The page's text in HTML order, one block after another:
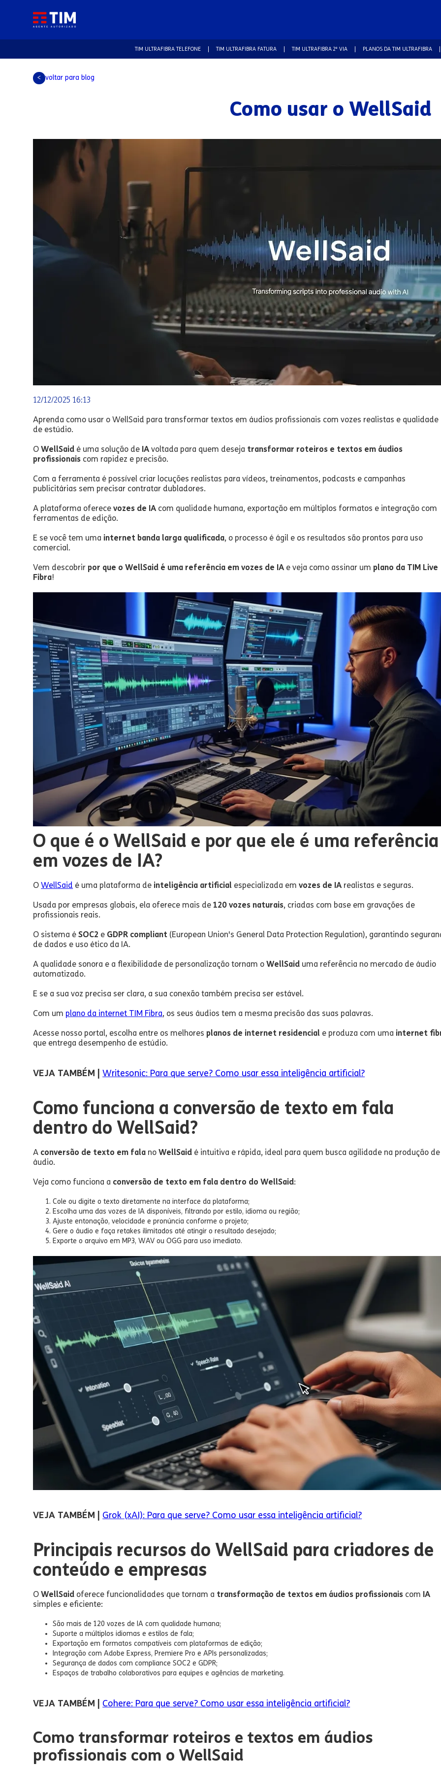
TIM ULTRAFIBRA TELEFONE TIM ULTRAFIBRA FATURA TIM ULTRAFIBRA 2ª VIA PLANOS DA TIM ULTRAFIBRA
< voltar para blog
Como usar o WellSaid
12/12/2025 16:13
Aprenda como usar o WellSaid para transformar textos em áudios profissionais com vozes realistas e qualidade
de estúdio.
OWellSaid é uma solução de IA voltada para quem deseja transformar roteiros e textos em áudios
profissionais com rapidez e precisão.
Com a ferramenta é possível criar locuções realistas para vídeos, treinamentos, podcasts e campanhas
publicitárias sem precisar contratar dubladores.
A plataforma oferecevozes de IA com qualidade humana, exportação em múltiplos formatos e integração com
ferramentas de edição.
E se você tem uma internet banda larga qualificada, o processo é ágil e os resultados são prontos para uso
comercial.
Vem descobrir por que o WellSaid é uma referência em vozes de IA e veja como assinar um plano da TIM Live
Fibra!
O que é o WellSaid e por que ele é uma referência
em vozes de IA?
OWellSaid é uma plataforma de inteligência artificial especializada emvozes de IA realistas e seguras.
Usada por empresas globais, ela oferece mais de120 vozes naturais, criadas com base em gravações de
profissionais reais.
O sistema éSOC2 e GDPR compliant (European Union's General Data Protection Regulation), garantindo
de dados e uso ético da IA.
A qualidade sonora e a flexibilidade de personalização tornam oWellSaid uma referência no mercado de áudio
automatizado.
E se a sua voz precisa ser clara, a sua conexão também precisa ser estável.
Com um plano da internet TIM Fibra, os seus áudios tem a mesma precisão das suas palavras.
Acesse nosso portal, escolha entre os melhores planos de internet residencial e produza com uma internet
que entrega desempenho de estúdio.
VEJA TAMBÉM | Writesonic: Para que serve? Como usar essa inteligência artificial?
Como funciona a conversão de texto em fala
dentro do WellSaid?
A conversão de texto em fala noWellSaid é intuitiva e rápida, ideal para quem busca agilidade na produção de
áudio.
Veja como funciona a conversão de texto em fala dentro do WellSaid:
Cole ou digite o texto diretamente na interface da plataforma;
Escolha uma das vozes de IA disponíveis, filtrando por estilo, idioma ou região;
Ajuste entonação, velocidade e pronúncia conforme o projeto;
Gere o áudio e faça retakes ilimitados até atingir o resultado desejado;
Exporte o arquivo em MP3, WAV ou OGG para uso imediato.
VEJA TAMBÉM | Grok (xAI): Para que serve? Como usar essa inteligência artificial?
Principais recursos do WellSaid para criadores de
conteúdo e empresas
OWellSaid oferece funcionalidades que tornam a transformação de textos em áudios profissionais com IA
simples e eficiente:
São mais de 120 vozes de IA com qualidade humana;
Suporte a múltiplos idiomas e estilos de fala;
Exportação em formatos compatíveis com plataformas de edição;
Integração com Adobe Express, Premiere Pro e APIs personalizadas;
Segurança de dados com compliance SOC2 e GDPR;
Espaços de trabalho colaborativos para equipes e agências de marketing.
VEJA TAMBÉM | Cohere: Para que serve? Como usar essa inteligência artificial?
Como transformar roteiros e textos em áudios
profissionais com o WellSaid